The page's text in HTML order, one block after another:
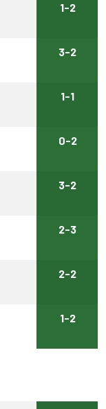
1-2
3-2
1-1
0-2
3-2
2-3
2-2
1-2